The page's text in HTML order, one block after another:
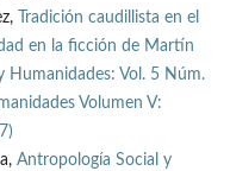
Tradición caudillista en el
en la ficción de Martín
Humanidades: Vol. 5 Núm.
Volumen V:
Antropología Social y